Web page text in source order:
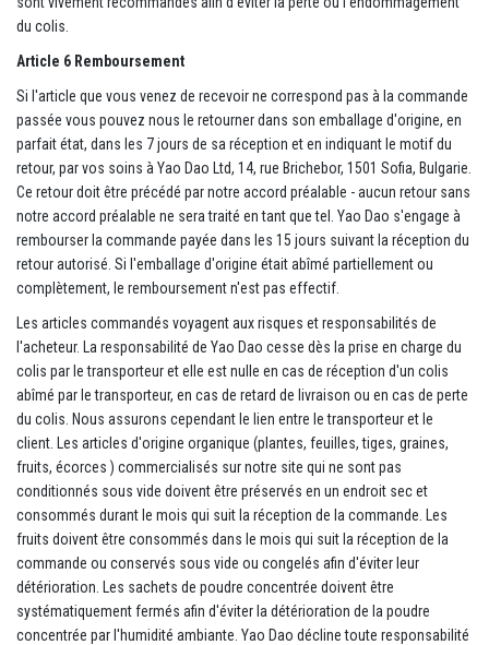
du colis.
Article 6 Remboursement
Si l'article que vous venez de recevoir ne correspond pas à la commande
passée vous pouvez nous le retourner dans son emballage d'origine, en
parfait état, dans les 7 jours de sa réception et en indiquant le motif du
retour, par vos soins à Yao Dao Ltd, 14, rue Brichebor, 1501 Sofia, Bulgarie.
Ce retour doit être précédé par notre accord préalable - aucun retour sans
notre accord préalable ne sera traité en tant que tel. Yao Dao s'engage à
rembourser la commande payée dans les 15 jours suivant la réception du
retour autorisé. Si l'emballage d'origine était abîmé partiellement ou
complètement, le remboursement n'est pas effectif.
Les articles commandés voyagent aux risques et responsabilités de
l'acheteur. La responsabilité de Yao Dao cesse dès la prise en charge du
colis par le transporteur et elle est nulle en cas de réception d'un colis
abîmé par le transporteur, en cas de retard de livraison ou en cas de perte
du colis. Nous assurons cependant le lien entre le transporteur et le
client. Les articles d'origine organique (plantes, feuilles, tiges, graines,
fruits, écorces ) commercialisés sur notre site qui ne sont pas
conditionnés sous vide doivent être préservés en un endroit sec et
consommés durant le mois qui suit la réception de la commande. Les
fruits doivent être consommés dans le mois qui suit la réception de la
commande ou conservés sous vide ou congelés afin d'éviter leur
détérioration. Les sachets de poudre concentrée doivent être
systématiquement fermés afin d'éviter la détérioration de la poudre
concentrée par l'humidité ambiante. Yao Dao décline toute responsabilité